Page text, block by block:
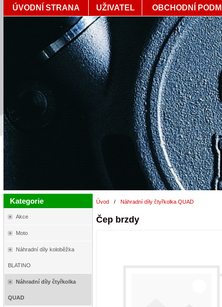
ÚVODNÍ STRANA UŽIVATEL OBCHODNÍ
Kategorie
Akce
Moto
Náhradní díly koloběžka
BLATINO
Náhradní díly čtyřkolka
QUAD
Úvod / Náhradní díly čtyřkolka QUAD
Čep brzdy